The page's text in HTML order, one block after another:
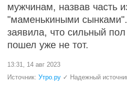
мужчинам, назвав часть
"маменькиными
заявила, что сильный
пошел уже не тот.
13:31, 14 авг 2023
Источник: Утро.ру ✓ Надежный